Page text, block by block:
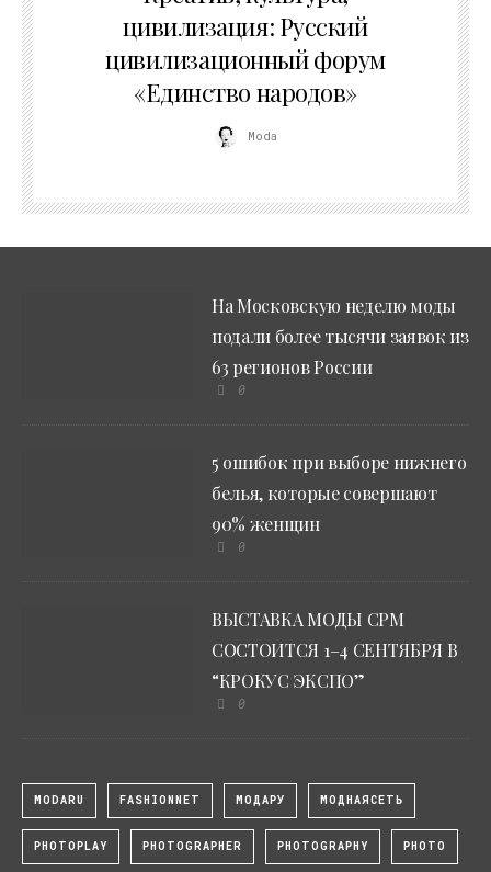
цивилизация: Русский
цивилизационный форум
«Единство народов»
Moda
На Московскую неделю моды
подали более тысячи заявок из
63 регионов России
0
5 ошибок при выборе нижнего
белья, которые совершают
90% женщин
0
ВЫСТАВКА МОДЫ CPM
СОСТОИТСЯ 1–4 СЕНТЯБРЯ В
“КРОКУС ЭКСПО”
0
MODARU FASHIONNET МОДАРУ МОДНАЯСЕТЬ
PHOTOPLAY PHOTOGRAPHER PHOTOGRAPHY PHOTO